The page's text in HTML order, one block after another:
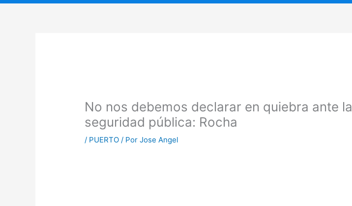
No nos debemos declarar en quiebra ante la
seguridad pública: Rocha
/ PUERTO / PorJose Angel